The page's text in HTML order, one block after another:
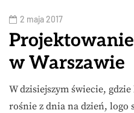
2 maja 2017
w Warszawie
W dzisiejszym świecie,
rośnie z dnia na dzień, logo